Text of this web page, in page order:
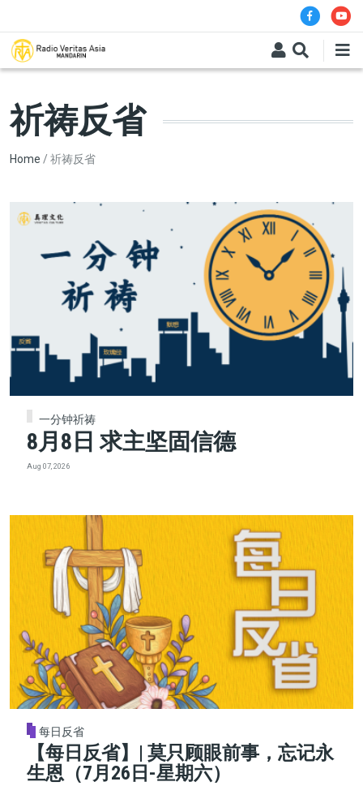
祈祷反省
Breadcrumb
Home 祈祷反省
一分钟祈祷
8月8日 求主坚固信德
Aug 07, 2026
每日反省
【每日反省】| 莫只顾眼前事，忘记永
生恩（7月26日-星期六）